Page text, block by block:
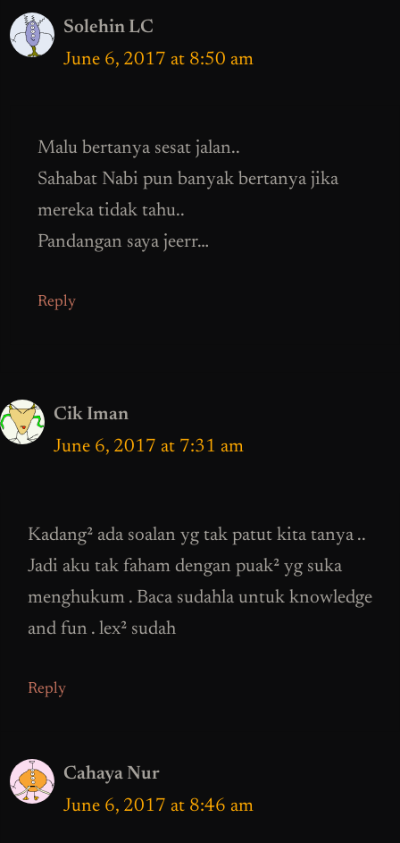
Solehin LC
June 6, 2017 at 8:50 am
Malu bertanya sesat jalan..
Sahabat Nabi pun banyak bertanya jika
mereka tidak tahu..
Pandangan saya jeerr…
Reply
Cik Iman
June 6, 2017 at 7:31 am
Kadang² ada soalan yg tak patut kita tanya ..
Jadi aku tak faham dengan puak² yg suka
menghukum . Baca sudahla untuk knowledge
and fun . lex² sudah
Reply
Cahaya Nur
June 6, 2017 at 8:46 am